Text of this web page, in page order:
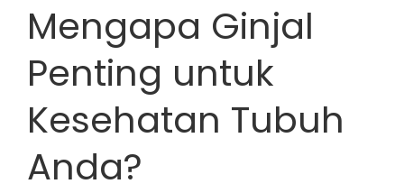
Mengapa Ginjal
Penting untuk
Kesehatan Tubuh
Anda?